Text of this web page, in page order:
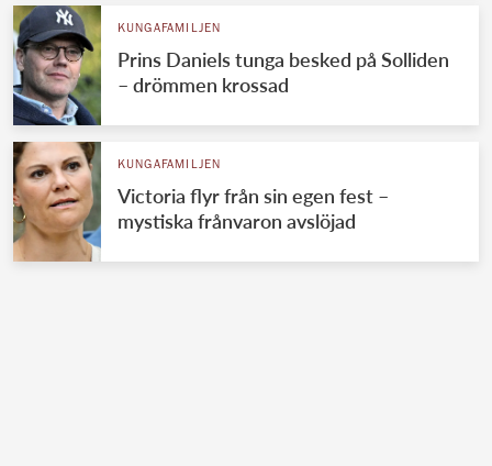
KUNGAFAMILJEN
Prins Daniels tunga besked på Solliden
– drömmen krossad
KUNGAFAMILJEN
Victoria flyr från sin egen fest –
mystiska frånvaron avslöjad